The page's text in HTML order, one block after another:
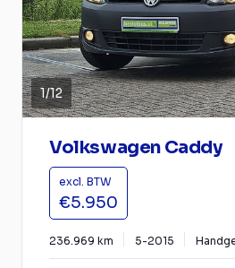
1/12
Volkswagen Caddy
excl. BTW
€5.950
236.969 km 5-2015